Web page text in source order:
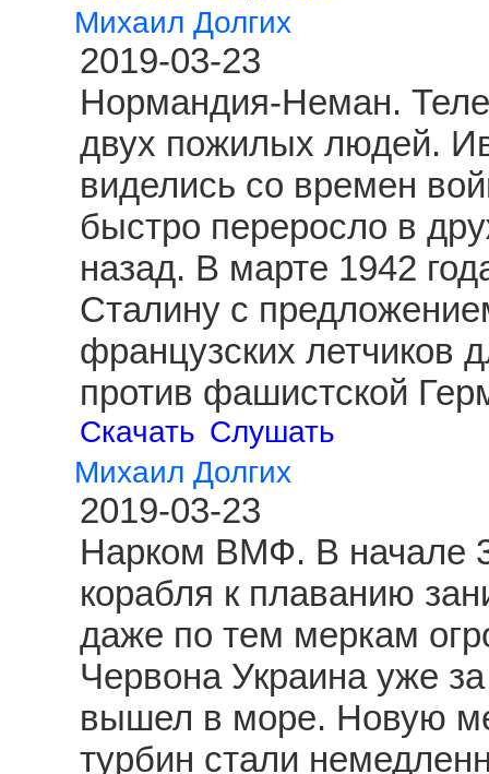
Михаил Долгих
2019-03-23
Нормандия-Неман.
двух пожилых людей.
виделись со времен
быстро переросло в
назад. В марте 1942
Сталину с
французских летчиков
против фашистской
Скачать Слушать
Михаил Долгих
2019-03-23
Нарком ВМФ. В начале
корабля к плаванию
даже по тем меркам
Червона Украина уже
вышел в море. Новую
турбин стали